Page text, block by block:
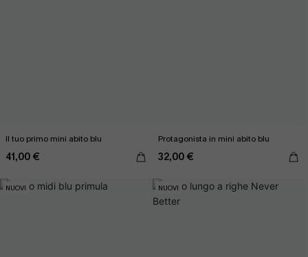
Il tuo primo mini abito blu
41,00 €
Protagonista in mini abito blu
32,00 €
NUOVI NUOVI